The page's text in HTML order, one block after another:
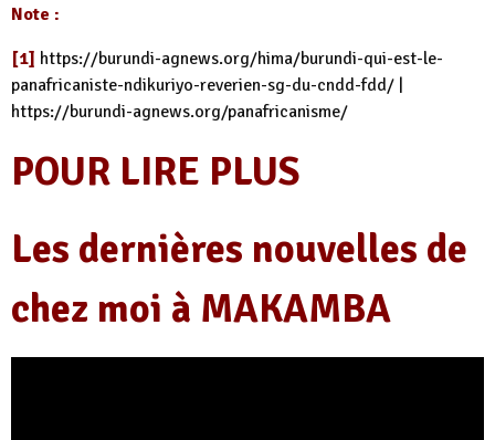
Note :
[1] https://burundi-agnews.org/hima/burundi-qui-est-le-
panafricaniste-ndikuriyo-reverien-sg-du-cndd-fdd/ |
https://burundi-agnews.org/panafricanisme/
POUR LIRE PLUS
Les dernières nouvelles de
chez moi à MAKAMBA